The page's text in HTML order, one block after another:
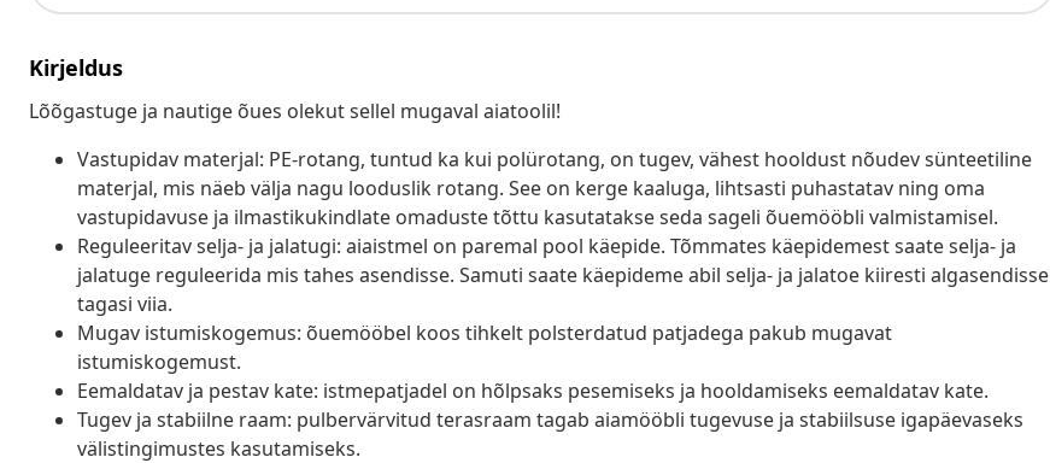
Kirjeldus
Lõõgastuge ja nautige õues olekut sellel mugaval aiatoolil!
Vastupidav materjal: PE-rotang, tuntud ka kui polürotang, on tugev, vähest hooldust nõudev sünteetiline
materjal, mis näeb välja nagu looduslik rotang. See on kerge kaaluga, lihtsasti puhastatav ning oma
vastupidavuse ja ilmastikukindlate omaduste tõttu kasutatakse seda sageli õuemööbli valmistamisel.
Reguleeritav selja- ja jalatugi: aiaistmel on paremal pool käepide. Tõmmates käepidemest saate selja- ja
jalatuge reguleerida mis tahes asendisse. Samuti saate käepideme abil selja- ja jalatoe kiiresti algasendisse
tagasi viia.
Mugav istumiskogemus: õuemööbel koos tihkelt polsterdatud patjadega pakub mugavat
istumiskogemust.
Eemaldatav ja pestav kate: istmepatjadel on hõlpsaks pesemiseks ja hooldamiseks eemaldatav kate.
Tugev ja stabiilne raam: pulbervärvitud terasraam tagab aiamööbli tugevuse ja stabiilsuse igapäevaseks
välistingimustes kasutamiseks.